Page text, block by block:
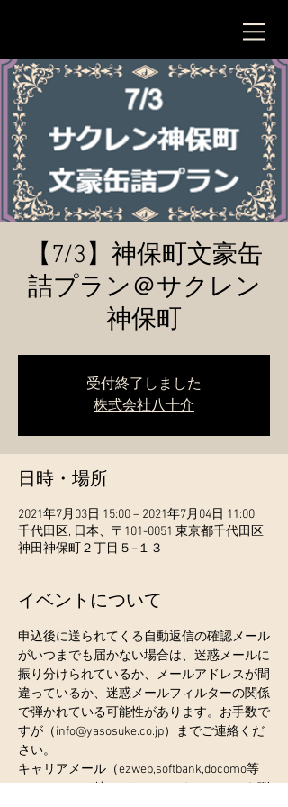
【7/3】神保町文豪缶
詰プラン＠サクレン
神保町
受付終了しました
株式会社八十介
日時・場所
2021年7月03日 15:00 – 2021年7月04日 11:00
千代田区, 日本、〒101-0051 東京都千代田区
神田神保町２丁目５−１３
イベントについて
申込後に送られてくる自動返信の確認メール
がいつまでも届かない場合は、迷惑メールに
振り分けられているか、メールアドレスが間
違っているか、迷惑メールフィルターの関係
で弾かれている可能性があります。お手数で
すが（info@yasosuke.co.jp）までご連絡くだ
さい。
キャリアメール（ezweb,softbank,docomo等